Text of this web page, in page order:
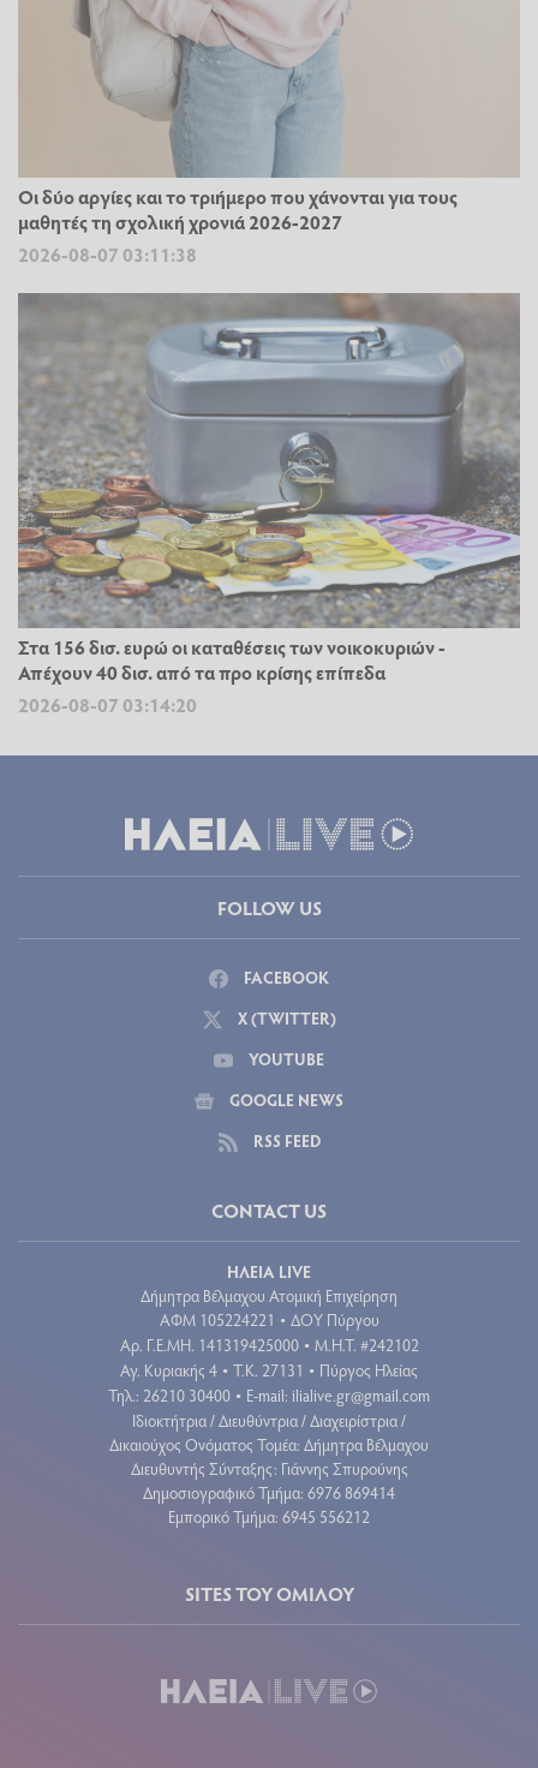
Οι δύο αργίες και το τριήμερο που χάνονται για τους
μαθητές τη σχολική χρονιά 2026-2027
2026-08-07 03:11:38
Στα 156 δισ. ευρώ οι καταθέσεις των νοικοκυριών -
Απέχουν 40 δισ. από τα προ κρίσης επίπεδα
2026-08-07 03:14:20
FOLLOW US
FACEBOOK
X (TWITTER)
YOUTUBE
GOOGLE NEWS
RSS FEED
CONTACT US
ΗΛΕΙΑ LIVE
Δήμητρα Βέλμαχου Ατομική Επιχείρηση
ΑΦΜ 105224221 • ΔΟΥ Πύργου
Aρ. Γ.Ε.ΜΗ. 141319425000 • Μ.Η.Τ. #242102
Αγ. Κυριακής 4 • Τ.Κ. 27131 • Πύργος Ηλείας
Τηλ.: 26210 30400 • E-mail: ilialive.gr@gmail.com
Ιδιοκτήτρια / Διευθύντρια / Διαχειρίστρια /
Δικαιούχος Ονόματος Τομέα: Δήμητρα Βέλμαχου
Διευθυντής Σύνταξης: Γιάννης Σπυρούνης
Δημοσιογραφικό Τμήμα: 6976 869414
Εμπορικό Τμήμα: 6945 556212
SITES ΤΟΥ ΟΜΙΛΟΥ